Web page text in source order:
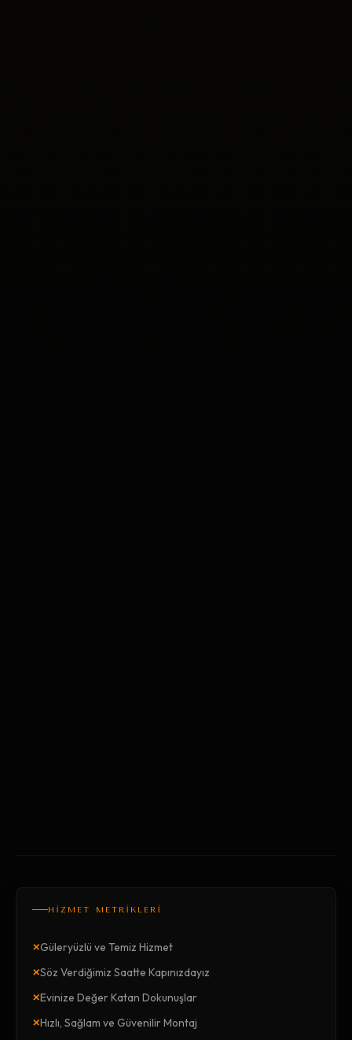
HİZMET METRİKLERİ
×Güleryüzlü ve Temiz Hizmet
×Söz Verdiğimiz Saatte Kapınızdayız
×Evinize Değer Katan Dokunuşlar
×Hızlı, Sağlam ve Güvenilir Montaj